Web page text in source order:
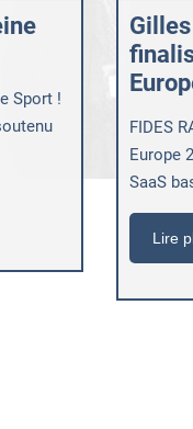
Sport !
FIDES
SaaS
Lire